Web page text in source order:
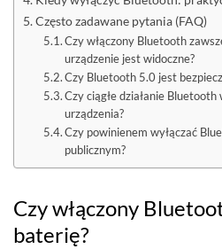
Często zadawane pytania (FAQ)
Czy włączony Bluetooth
urządzenie jest widoczne?
Czy Bluetooth 5.0 jest
Czy ciągłe działanie
urządzenia?
Czy powinienem wyłączać
publicznym?
Czy włączony
baterię?